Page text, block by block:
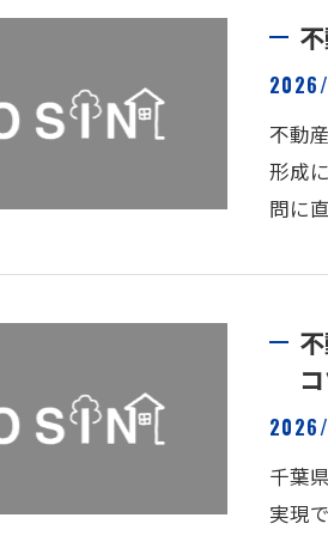
不動
形成
問に
千葉
実現